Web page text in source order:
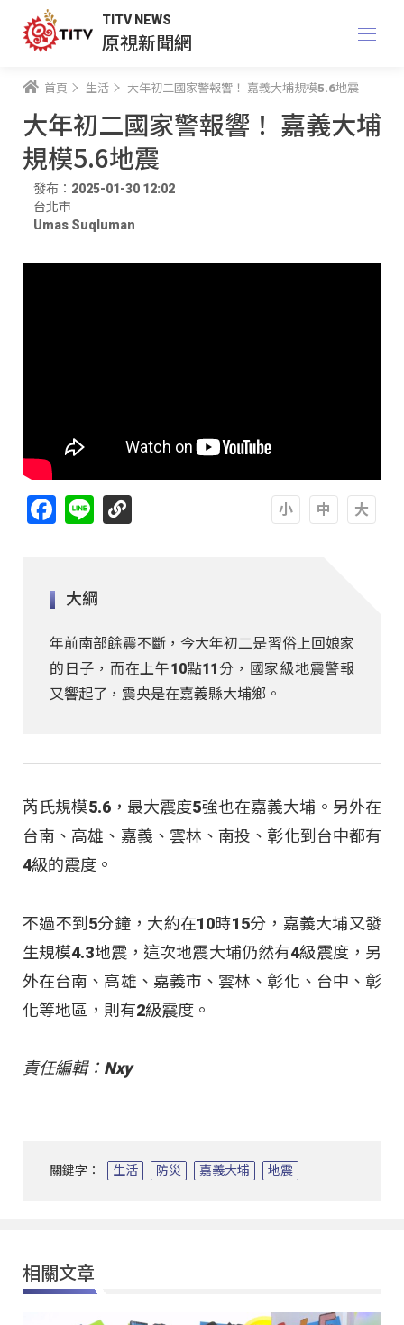
TITV NEWS
原視新聞網
首頁 生活 大年初二國家警報響！ 嘉義大埔規模5.6地震
大年初二國家警報響！ 嘉義大埔
規模5.6地震
發布：2025-01-30 12:02
台北市
Umas Suqluman
Facebook
Line
大綱
年前南部餘震不斷，今大年初二是習俗上回娘家
的日子，而在上午10點11分，國家級地震警報
又響起了，震央是在嘉義縣大埔鄉。
芮氏規模5.6，最大震度5強也在嘉義大埔。另外在
台南、高雄、嘉義、雲林、南投、彰化到台中都有
4級的震度。
不過不到5分鐘，大約在10時15分，嘉義大埔又發
生規模4.3地震，這次地震大埔仍然有4級震度，另
外在台南、高雄、嘉義市、雲林、彰化、台中、彰
化等地區，則有2級震度。
責任編輯：Nxy
關鍵字： 生活 防災 嘉義大埔 地震
相關文章